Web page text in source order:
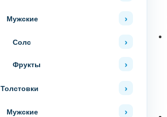
Мужские
Солс
Фрукты
Толстовки
Мужские